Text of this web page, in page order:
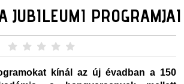
JUBILEUMI PROGRAMJAI
kínál az új évadban a 150